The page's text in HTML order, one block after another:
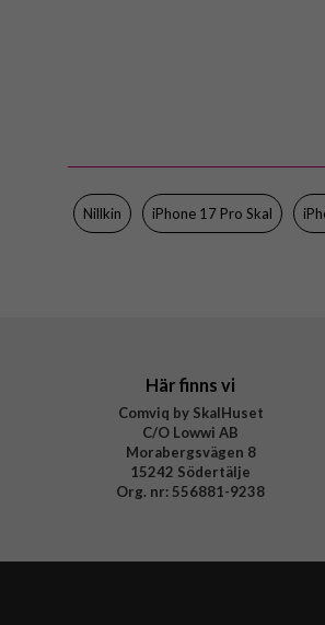
Nillkin iPhone 17 Pro Skal
Här finns vi
Comviq by SkalHuset
C/O Lowwi AB
Morabergsvägen 8
15242 Södertälje
Org. nr: 556881-9238